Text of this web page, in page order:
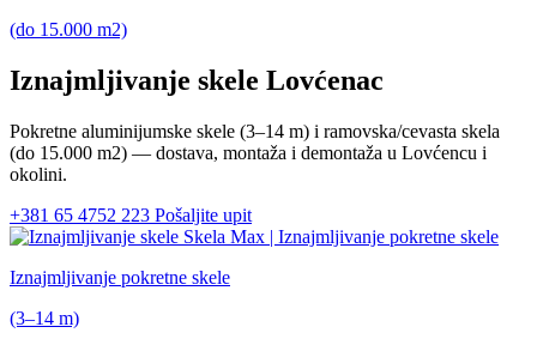
(do 15.000 m2)
Iznajmljivanje skele Lovćenac
Pokretne aluminijumske skele (3–14 m) i ramovska/cevasta skela
(do 15.000 m2) — dostava, montaža i demontaža u Lovćencu i
okolini.
+381 65 4752 223 Pošaljite upit
Iznajmljivanje pokretne skele
(3–14 m)